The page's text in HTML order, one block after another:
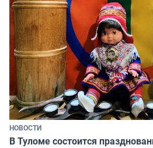
НОВОСТИ
В Туломе состоится